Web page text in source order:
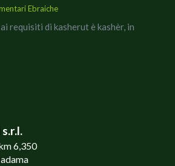
Ebraiche
requisiti di kasherut è kashèr, in
6,350